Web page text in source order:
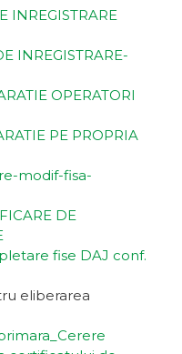
INREGISTRARE
INREGISTRARE-
OPERATORI
PE PROPRIA
modif-fisa-
DE
fise DAJ conf.
eliberarea